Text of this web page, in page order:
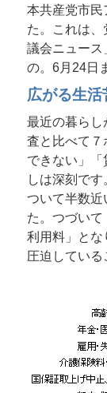
本共産党市民
た。これは
議会ニュース
の。6月24日
広がる生活
最近の暮らし
査と比べて
できない」「
しは深刻で
ついて半数近
た。つづいて
利用料」とな
圧迫している